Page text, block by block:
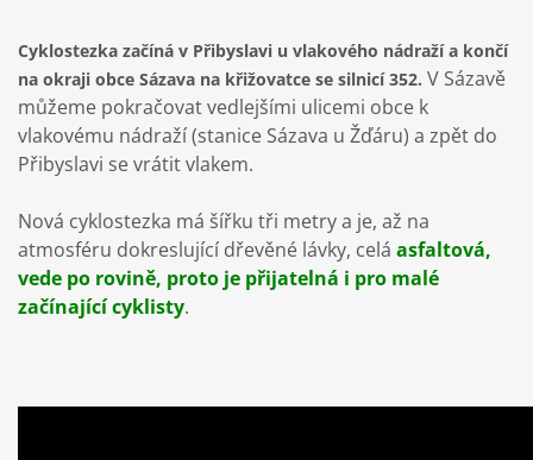
Cyklostezka začíná v Přibyslavi u vlakového nádraží a končí
na okraji obce Sázava na křižovatce se silnicí 352. V Sázavě
můžeme pokračovat vedlejšími ulicemi obce k
vlakovému nádraží (stanice Sázava u Žďáru) a zpět do
Přibyslavi se vrátit vlakem.
Nová cyklostezka má šířku tři metry a je, až na
atmosféru dokreslující dřevěné lávky, celá asfaltová,
vede po rovině, proto je přijatelná i pro malé
začínající cyklisty.